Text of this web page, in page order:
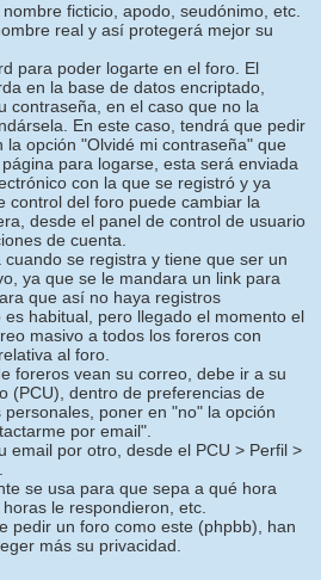
ficticio, apodo, seudónimo, etc.
real y así protegerá mejor su
para poder logarte en el foro. El
en la base de datos encriptado,
contraseña, en el caso que no la
En este caso, tendrá que pedir
la opción "Olvidé mi contraseña" que
para logarse, esta será enviada
con la que se registró y ya
control del foro puede cambiar la
desde el panel de control de usuario
de cuenta.
se registra y tiene que ser un
ya que se le mandara un link para
que así no haya registros
habitual, pero llegado el momento el
masivo a todos los foreros con
al foro.
foreros vean su correo, debe ir a su
(PCU), dentro de preferencias de
poner en "no" la opción
por email".
email por otro, desde el PCU > Perfil >
se usa para que sepa a qué hora
le respondieron, etc.
pedir un foro como este (phpbb), han
más su privacidad.